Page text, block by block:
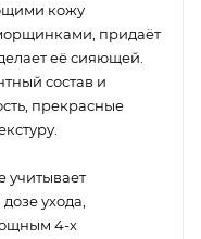
кожу
придаёт
её сияющей.
состав и
прекрасные
учитывает
ухода,
4-х